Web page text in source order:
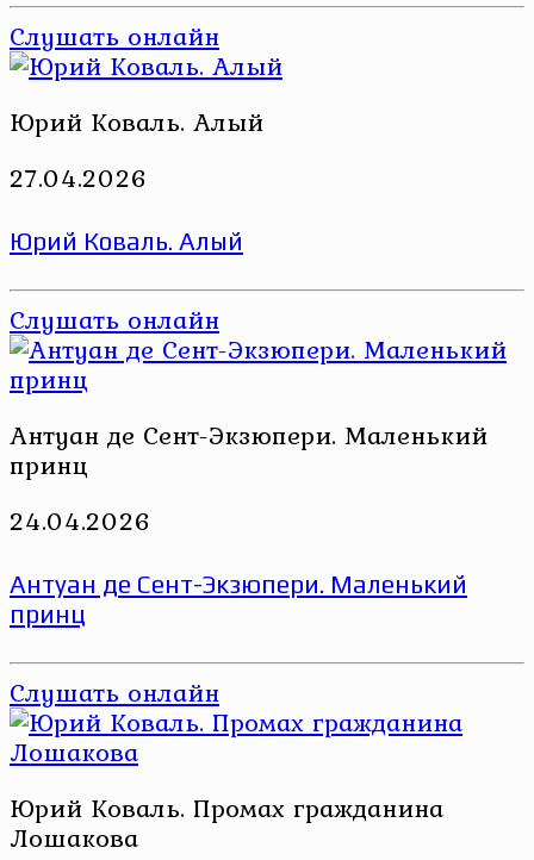
Слушать онлайн
Юрий Коваль. Алый
27.04.2026
Юрий Коваль. Алый
Слушать онлайн
Антуан де Сент-Экзюпери. Маленький
принц
24.04.2026
Антуан де Сент-Экзюпери. Маленький
принц
Слушать онлайн
Юрий Коваль. Промах гражданина
Лошакова